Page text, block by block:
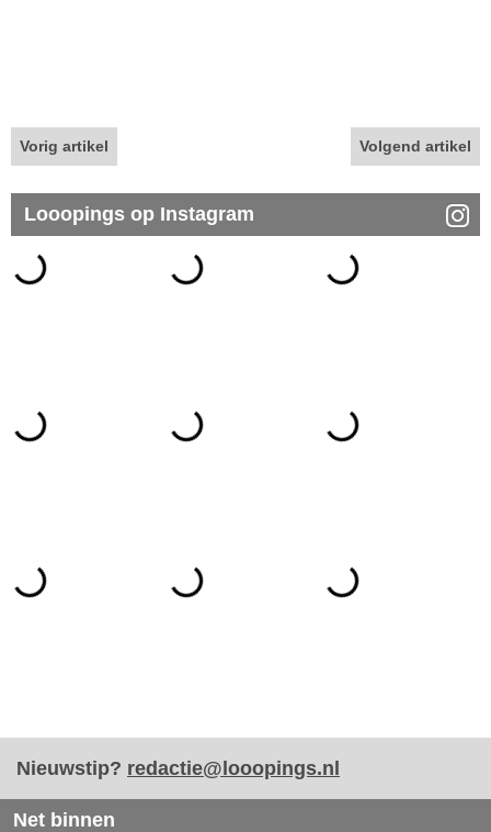
Vorig artikel Volgend artikel
Looopings op Instagram
Nieuwstip? redactie@looopings.nl
Net binnen